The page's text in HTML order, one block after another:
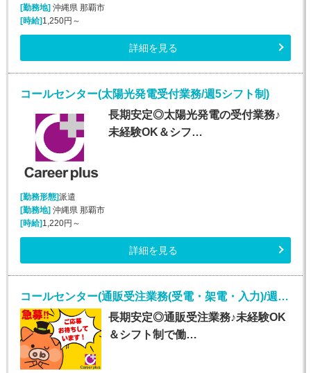
[勤務地] 沖縄県 那覇市
[時給] 1,250円～
詳細を見る
コールセンター(太陽光発電受付業務/週5シフト制)
長期安定◎太陽光発電の受付業務♪
未経験OK＆シフ…
[勤務形態]派遣
[勤務地] 沖縄県 那覇市
[時給] 1,220円～
詳細を見る
コールセンター(通販受注業務(受電・架電・入力)/週5シフト制)
長期安定◎通販受注業務♪未経験OK
＆シフト制で働…